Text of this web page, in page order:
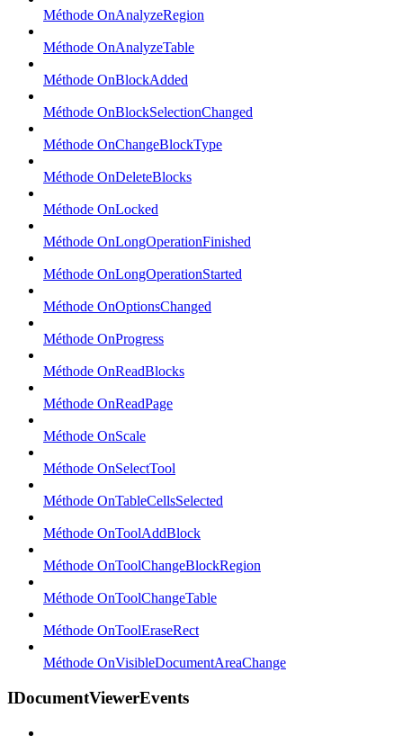
Méthode OnAnalyzeRegion
Méthode OnAnalyzeTable
Méthode OnBlockAdded
Méthode OnBlockSelectionChanged
Méthode OnChangeBlockType
Méthode OnDeleteBlocks
Méthode OnLocked
Méthode OnLongOperationFinished
Méthode OnLongOperationStarted
Méthode OnOptionsChanged
Méthode OnProgress
Méthode OnReadBlocks
Méthode OnReadPage
Méthode OnScale
Méthode OnSelectTool
Méthode OnTableCellsSelected
Méthode OnToolAddBlock
Méthode OnToolChangeBlockRegion
Méthode OnToolChangeTable
Méthode OnToolEraseRect
Méthode OnVisibleDocumentAreaChange
IDocumentViewerEvents